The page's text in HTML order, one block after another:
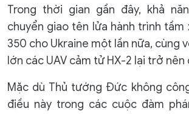
Trong thời gian gần đây, khả
chuyển giao tên lửa hành trình tầm
350 cho Ukraine một lần nữa, cùng
lớn các UAV cảm tử HX-2 lại trở
Mặc dù Thủ tướng Đức không
điều này trong các cuộc đàm